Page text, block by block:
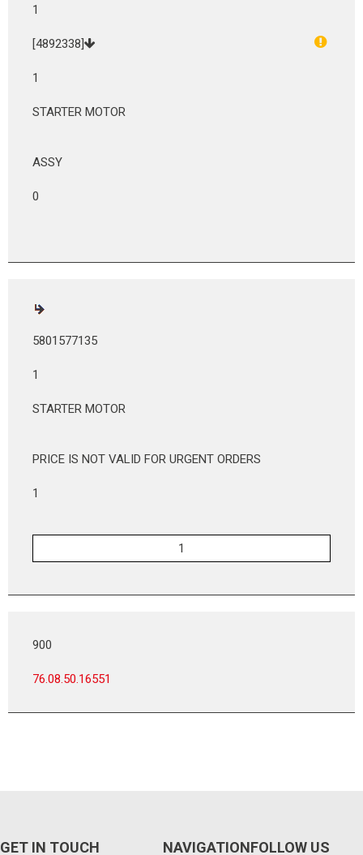
1
[4892338]
1
STARTER MOTOR
ASSY
0
5801577135
1
STARTER MOTOR
PRICE IS NOT VALID FOR URGENT ORDERS
1
900
76.08.50.16551
GET IN TOUCH NAVIGATIONFOLLOW US